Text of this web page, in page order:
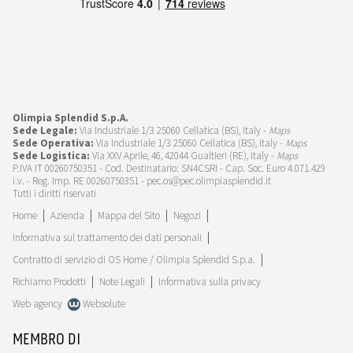
Olimpia Splendid S.p.A.
Sede Legale: Via Industriale 1/3 25060 Cellatica (BS), Italy - Maps
Sede Operativa: Via Industriale 1/3 25060 Cellatica (BS), Italy - Maps
Sede Logistica: Via XXV Aprile, 46, 42044 Gualtieri (RE), Italy - Maps
P.IVA IT 00260750351 - Cod. Destinatario: SN4CSRI - Cap. Soc. Euro 4.071.429
i.v. - Reg. Imp. RE 00260750351 - pec.os@pec.olimpiasplendid.it
Tutti i diritti riservati
Home
Azienda Mappa del Sito
Negozi
Informativa sul trattamento dei dati personali
Contratto di servizio di OS Home / Olimpia Splendid S.p.a.
Richiamo Prodotti
Note Legali
Informativa sulla privacy
Web agency
Websolute
MEMBRO DI